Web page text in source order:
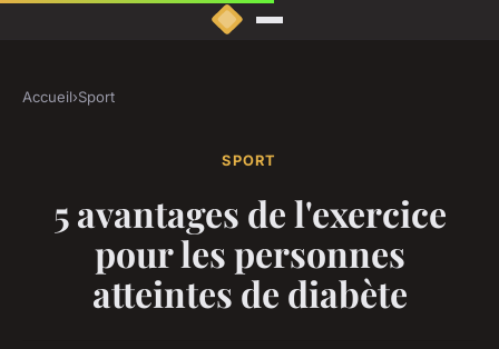
Accueil›Sport
SPORT
5 avantages de l'exercice
pour les personnes
atteintes de diabète